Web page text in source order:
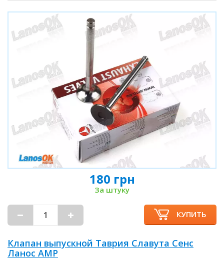
180 грн
За штуку
КУПИТЬ
Клапан выпускной Таврия Славута Сенс
Ланос AMP